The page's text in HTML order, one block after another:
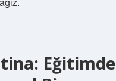
Eğitimde